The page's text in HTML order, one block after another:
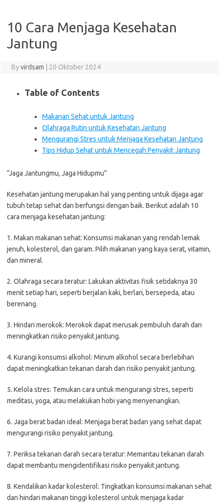
10 Cara Menjaga Kesehatan
Jantung
Byvirdsam 20 Oktober 2024
Table of Contents
Makanan Sehat untuk Jantung
Olahraga Rutin untuk Kesehatan Jantung
Mengurangi Stres untuk Menjaga Kesehatan Jantung
Tips Hidup Sehat untuk Mencegah Penyakit Jantung
“Jaga Jantungmu, Jaga Hidupmu”
Kesehatan jantung merupakan hal yang penting untuk dijaga agar
tubuh tetap sehat dan berfungsi dengan baik. Berikut adalah 10
cara menjaga kesehatan jantung:
1. Makan makanan sehat: Konsumsi makanan yang rendah lemak
jenuh, kolesterol, dan garam. Pilih makanan yang kaya serat, vitamin,
dan mineral.
2. Olahraga secara teratur: Lakukan aktivitas fisik setidaknya 30
menit setiap hari, seperti berjalan kaki, berlari, bersepeda, atau
berenang.
3. Hindari merokok: Merokok dapat merusak pembuluh darah dan
meningkatkan risiko penyakit jantung.
4. Kurangi konsumsi alkohol: Minum alkohol secara berlebihan
dapat meningkatkan tekanan darah dan risiko penyakit jantung.
5. Kelola stres: Temukan cara untuk mengurangi stres, seperti
meditasi, yoga, atau melakukan hobi yang menyenangkan.
6. Jaga berat badan ideal: Menjaga berat badan yang sehat dapat
mengurangi risiko penyakit jantung.
7. Periksa tekanan darah secara teratur: Memantau tekanan darah
dapat membantu mengidentifikasi risiko penyakit jantung.
8. Kendalikan kadar kolesterol: Tingkatkan konsumsi makanan sehat
dan hindari makanan tinggi kolesterol untuk menjaga kadar